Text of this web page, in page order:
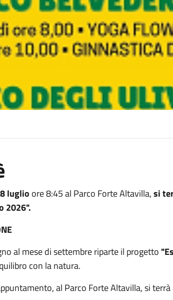
luglio ore 8:45 al Parco Forte Altavilla,si
2026".
al mese di settembre riparte il progetto
con la natura.
al Parco Forte Altavilla, si